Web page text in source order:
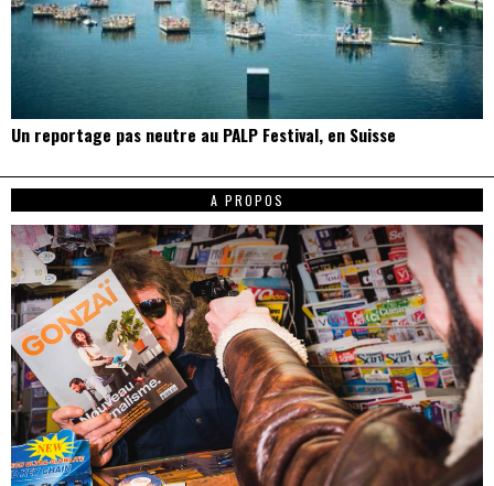
Un reportage pas neutre au PALP Festival, en Suisse
A PROPOS